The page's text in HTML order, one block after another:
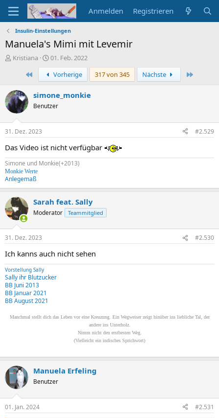
Anmelden Registrieren
Insulin-Einstellungen
Manuela's Mimi mit Levemir
E
e
l
l
e
Kristiana
E
r
t
e
l
m
01. Feb. 2022
Erste
Vorherige 317 von 345 Nächste
simone_monkie
Benutzer
31. Dez. 2023 #2.529
Das Video ist nicht verfügbar
Simone und Monkie(+2013)
Monkie Werte
Anlegemaß
Sarah feat. Sally
Moderator Teammitglied
31. Dez. 2023 #2.530
Ich kanns auch nicht sehen
Vorstellung Sally
Sally ihr Blutzucker
BB Juni 2013
BB Januar 2021
BB August 2021
Manchmal stellt dich das Leben vor eine Kreuzung. Ein Wegweiser zeigt hinüber ins liebliche Tal, der
andere ins Unterholz.
Nimm nicht den erstbesten Weg.
(Vielleicht ein indisches Sprichwort)
Manuela Erfeling
Benutzer
01. Jan. 2024 #2.531